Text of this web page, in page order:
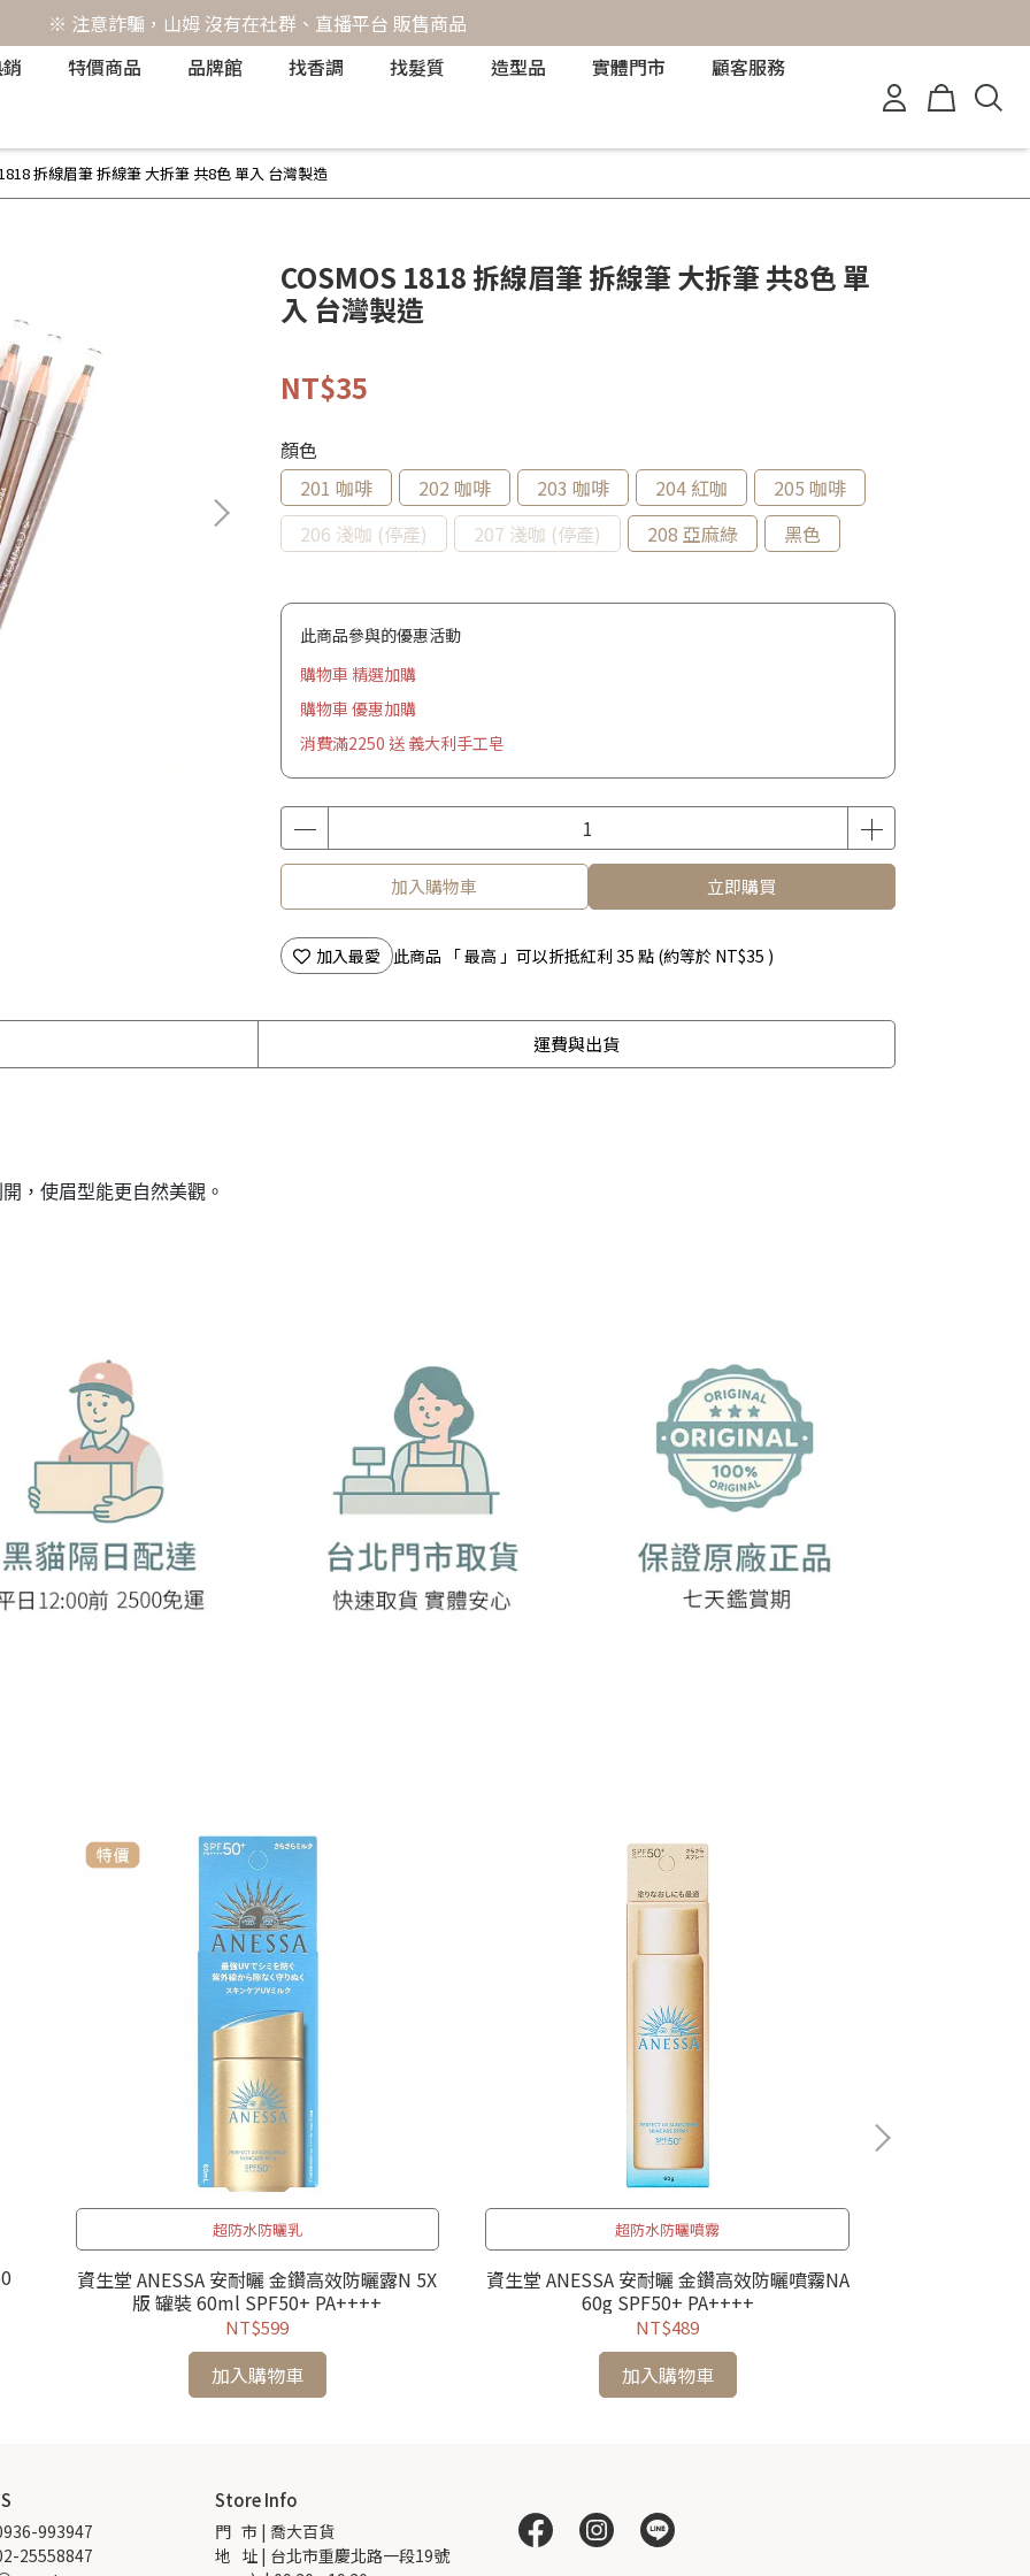
※ 注意詐騙，山姆 沒有在社群、直播平台 販售商品
特價商品 品牌館 找香調 找髮質 造型品 實體門市 顧客服務
拆線眉筆 拆線筆 大拆筆 共8色 單入 台灣製造
COSMOS 1818 拆線眉筆 拆線筆 大拆筆 共8色 單
入 台灣製造
NT$35
顏色
201 咖啡
202 咖啡 203 咖啡 204 紅咖
205 咖啡
206 淺咖 (停產)
207 淺咖 (停產) 208 亞麻綠 黑色
此商品參與的優惠活動
購物車 精選加購
購物車 優惠加購
消費滿2250 送 義大利手工皂
加入購物車 立即購買
加入最愛 此商品 「 最高 」可以折抵紅利 35 點 (約等於 NT$35 )
運費與出貨
，使眉型能更自然美觀。
超防水防曬乳
資生堂 ANESSA 安耐曬 金鑽高效防曬露N 5X
版 罐裝 60ml SPF50+ PA++++
NT$599
加入購物車
超防水防曬噴霧
資生堂 ANESSA 安耐曬 金鑽高效防曬噴霧NA
60g SPF50+ PA++++
NT$489
加入購物車
993947
25558847
Store Info
門   市 | 喬大百貨
地   址 | 台北市重慶北路一段19號